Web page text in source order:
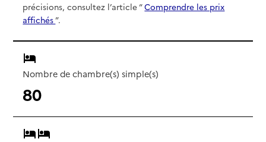
précisions, consultez l’article “Comprendre les prix
affichés”.
Nombre de chambre(s) simple(s)
80